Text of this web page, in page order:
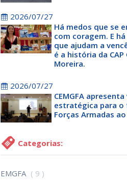
2026/07/27
Há medos que se
com coragem. E
que ajudam a
é a história da CAP
Moreira.
2026/07/27
CEMGFA
estratégica para o
Forças Armadas ao
Categorias:
EMGFA ( 9 )